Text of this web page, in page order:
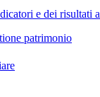
e dei risultati
patrimonio